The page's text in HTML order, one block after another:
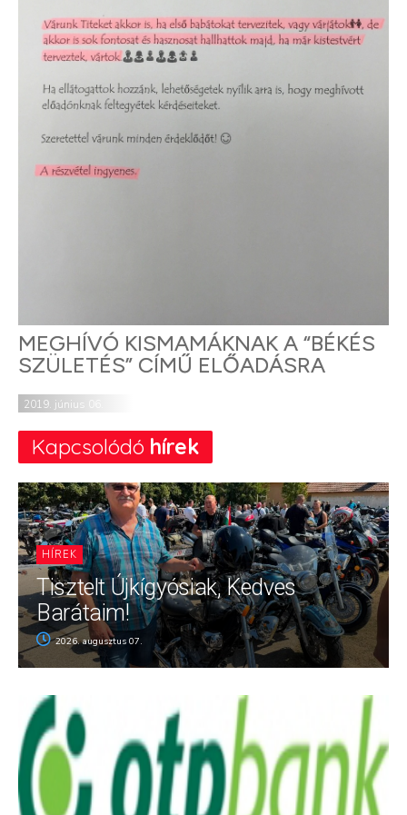
MEGHÍVÓ KISMAMÁKNAK A “BÉKÉS
SZÜLETÉS” CÍMŰ ELŐADÁSRA
2019. június 06.
Kapcsolódó hírek
HÍREK
Tisztelt Újkígyósiak, Kedves
Barátaim!
2026. augusztus 07.